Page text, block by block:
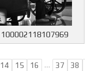
100002118107969
14 15 16 … 37 38